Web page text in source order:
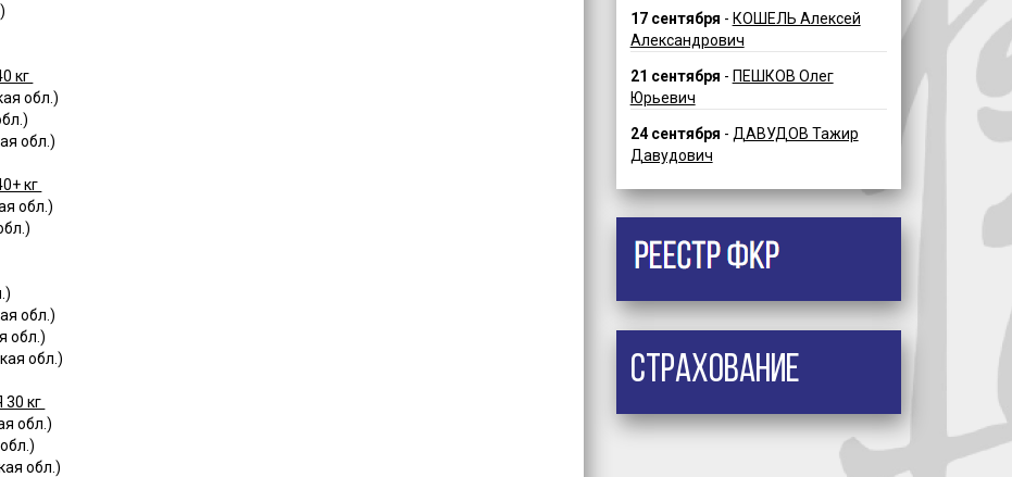
кг
обл.)
обл.)
кг
обл.)
обл.)
обл.)
обл.)
кг
обл.)
обл.)
17 сентября - КОШЕЛЬ Алексей
Александрович
21 сентября - ПЕШКОВ Олег
Юрьевич
24 сентября - ДАВУДОВ Тажир
Давудович
Страхование